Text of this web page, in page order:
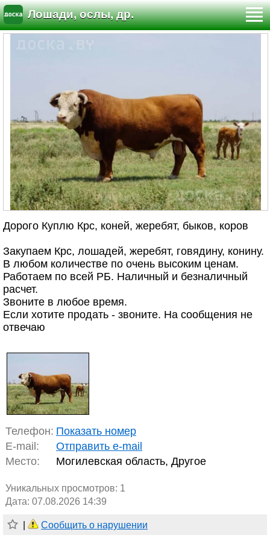
Лошади, ослы, др.
Дорого Куплю Крс, коней, жеребят, быков, коров
Закупаем Крс, лошадей, жеребят, говядину, конину.
В любом количестве по очень высоким ценам.
Работаем по всей РБ. Наличный и безналичный
расчет.
Звоните в любое время.
Если хотите продать - звоните. На сообщения не
отвечаю
Телефон: Показать номер
E-mail:
Отправить e-mail
Место:
Могилевская область, Другое
Уникальных просмотров: 1
Дата: 07.08.2026 14:39
Сообщить о нарушении